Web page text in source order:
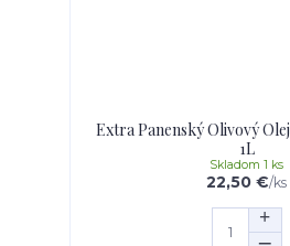
Extra Panenský Olivový
1L
22,50 €/ks
Skladom 1 ks